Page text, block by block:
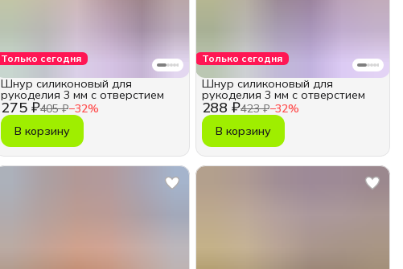
Только сегодня
275 ₽405 ₽−32%
Шнур силиконовый для
рукоделия 3 мм с отверстием
В корзину
Только сегодня
288 ₽423 ₽−32%
Шнур силиконовый для
рукоделия 3 мм с отверстием
В корзину